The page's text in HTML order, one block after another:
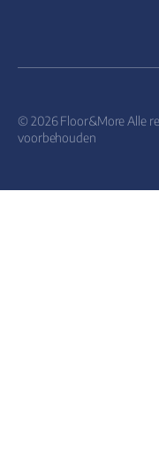
© 2026 Floor&More Alle
voorbehouden